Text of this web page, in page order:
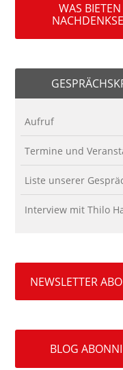
WAS
Aufruf
Termine und
Liste unserer
Interview mit Thilo
NEWSLETTER
BLOG